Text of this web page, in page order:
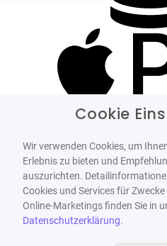
Cookie
Wir verwenden Cookies, um
Erlebnis zu bieten und
auszurichten.
Cookies und Services für
Online-Marketings finden Sie in
Datenschutzerklärung.